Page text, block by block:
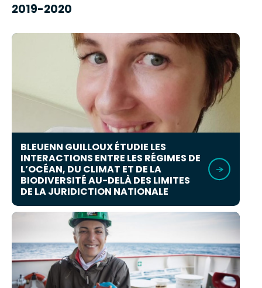
2019-2020
BLEUENN GUILLOUX ÉTUDIE LES
INTERACTIONS ENTRE LES RÉGIMES DE
L’OCÉAN, DU CLIMAT ET DE LA
BIODIVERSITÉ AU-DELÀ DES LIMITES
DE LA JURIDICTION NATIONALE